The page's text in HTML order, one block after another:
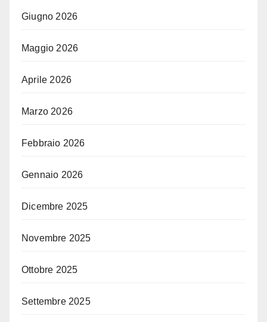
Giugno 2026
Maggio 2026
Aprile 2026
Marzo 2026
Febbraio 2026
Gennaio 2026
Dicembre 2025
Novembre 2025
Ottobre 2025
Settembre 2025